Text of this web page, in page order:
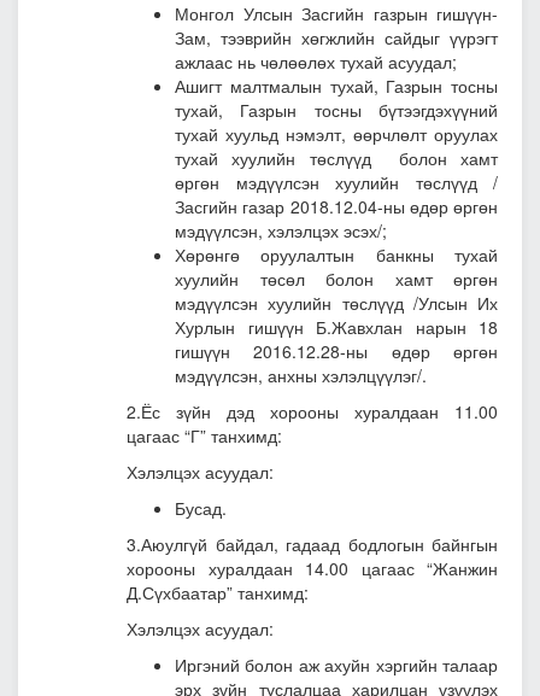
Монгол Улсын Засгийн газрын гишүүн-
Зам, тээврийн хөгжлийн сайдыг үүрэгт
ажлаас нь чөлөөлөх тухай асуудал;
Ашигт малтмалын тухай, Газрын тосны
тухай, Газрын тосны бүтээгдэхүүний
тухай хуульд нэмэлт, өөрчлөлт оруулах
тухай хуулийн төслүүд болон хамт
өргөн мэдүүлсэн хуулийн төслүүд /
Засгийн газар 2018.12.04-ны өдөр өргөн
мэдүүлсэн, хэлэлцэх эсэх/;
Хөрөнгө оруулалтын банкны тухай
хуулийн төсөл болон хамт өргөн
мэдүүлсэн хуулийн төслүүд/Улсын Их
Хурлын гишүүн Б.Жавхлан нарын 18
гишүүн 2016.12.28-ны өдөр өргөн
мэдүүлсэн, анхны хэлэлцүүлэг/.
2.Ёс зүйн дэд хорооны хуралдаан 11.00
цагаас “Г” танхимд:
Хэлэлцэх асуудал:
Бусад.
3.Аюулгүй байдал, гадаад бодлогын байнгын
хорооны хуралдаан 14.00 цагаас “Жанжин
Д.Сүхбаатар” танхимд:
Хэлэлцэх асуудал:
Иргэний болон аж ахуйн хэргийн талаар
эрх зүйн туслалцаа харилцан үзүүлэх